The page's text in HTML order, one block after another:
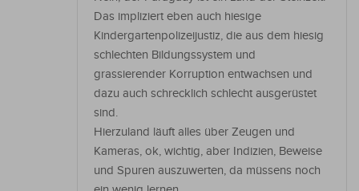
Das impliziert eben auch hiesige
Kindergartenpolizeijustiz, die aus dem hiesig
schlechten Bildungssystem und
grassierender Korruption entwachsen und
dazu auch schrecklich schlecht ausgerüstet
sind.
Hierzuland läuft alles über Zeugen und
Kameras, ok, wichtig, aber Indizien, Beweise
und Spuren auszuwerten, da müssens noch